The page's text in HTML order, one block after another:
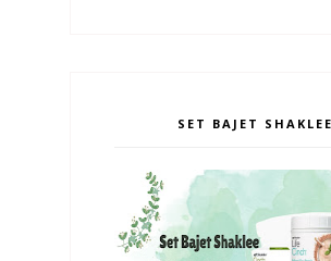
SET BAJET SHAKLEE